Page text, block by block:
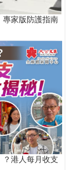
家版防護指南
？港人每月收支